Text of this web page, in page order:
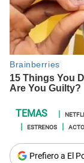
ESTRENOS
Prefiero a El